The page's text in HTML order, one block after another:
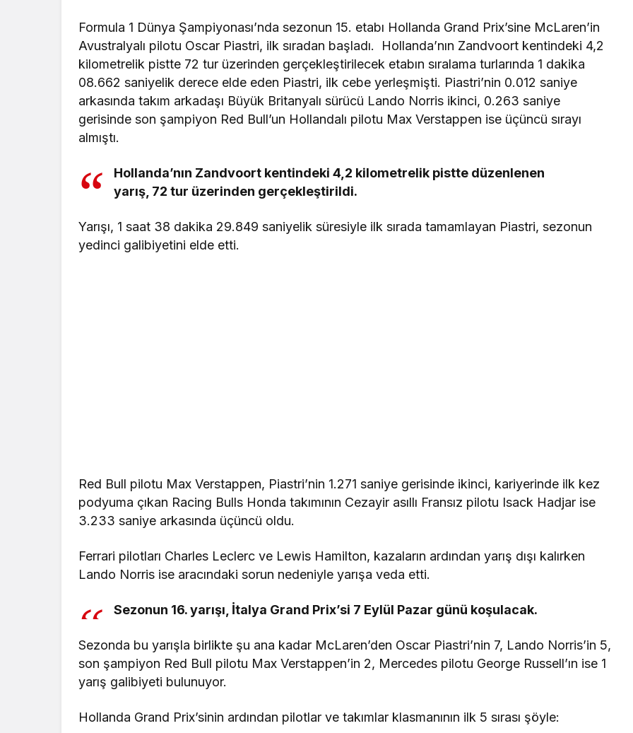
Formula 1 Dünya Şampiyonası’nda sezonun 15. etabı Hollanda Grand Prix’sine McLaren’in
Avustralyalı pilotu Oscar Piastri, ilk sıradan başladı. Hollanda’nın Zandvoort kentindeki 4,2
kilometrelik pistte 72 tur üzerinden gerçekleştirilecek etabın sıralama turlarında 1 dakika
08.662 saniyelik derece elde eden Piastri, ilk cebe yerleşmişti. Piastri’nin 0.012 saniye
arkasında takım arkadaşı Büyük Britanyalı sürücü Lando Norris ikinci, 0.263 saniye
gerisinde son şampiyon Red Bull’un Hollandalı pilotu Max Verstappen ise üçüncü sırayı
almıştı.
Hollanda’nın Zandvoort kentindeki 4,2 kilometrelik pistte düzenlenen
yarış, 72 tur üzerinden gerçekleştirildi.
Yarışı, 1 saat 38 dakika 29.849 saniyelik süresiyle ilk sırada tamamlayan Piastri, sezonun
yedinci galibiyetini elde etti.
Red Bull pilotu Max Verstappen, Piastri’nin 1.271 saniye gerisinde ikinci, kariyerinde ilk kez
podyuma çıkan Racing Bulls Honda takımının Cezayir asıllı Fransız pilotu Isack Hadjar ise
3.233 saniye arkasında üçüncü oldu.
Ferrari pilotları Charles Leclerc ve Lewis Hamilton, kazaların ardından yarış dışı kalırken
Lando Norris ise aracındaki sorun nedeniyle yarışa veda etti.
Sezonun 16. yarışı, İtalya Grand Prix’si 7 Eylül Pazar günü koşulacak.
Sezonda bu yarışla birlikte şu ana kadar McLaren’den Oscar Piastri’nin 7, Lando Norris’in 5,
son şampiyon Red Bull pilotu Max Verstappen’in 2, Mercedes pilotu George Russell’ın ise 1
yarış galibiyeti bulunuyor.
Hollanda Grand Prix’sinin ardından pilotlar ve takımlar klasmanının ilk 5 sırası şöyle: